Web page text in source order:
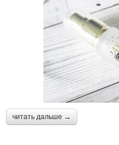
читать дальше →